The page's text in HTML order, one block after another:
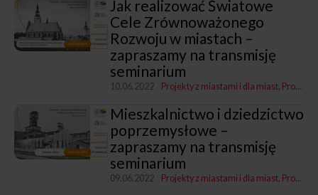
Jak realizować Światowe
Cele Zrównoważonego
Rozwoju w miastach –
zapraszamy na transmisję
seminarium
10.06.2022 Projekty z miastami i dla miast Program „Rozwój lokalny"
Mieszkalnictwo i dziedzictwo
poprzemysłowe –
zapraszamy na transmisję
seminarium
09.06.2022 Projekty z miastami i dla miast Program „Rozwój lokalny"